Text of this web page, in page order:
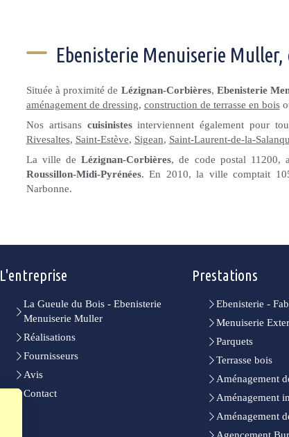
Ebenisterie Menuiserie
Située à proximité de Lézignan-Corbières, Ebenisterie
aménagement de dressing, construction de terrasse en bois
Nos artisans cuisinistesinterviennent également pour
Rivesaltes, Saint-Estève, Sigean, Saint-Laurent-de-la-
La ville deLézignan-Corbières, de code postal 11200,
Roussillon-Midi-Pyrénées. En 2010, la ville comptait
Narbonne.
L'entreprise
La Gueule du Bois - Ebenisterie
Menuiserie Muller
Réalisations
Fournisseurs
Avis
Contact
Prestations
Ebenisterie -
Menuiserie
Parquets
Terrasse bois
Aménagement
Aménagement
Aménagement